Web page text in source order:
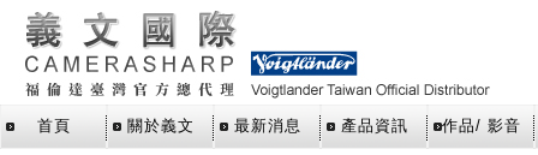
首頁 關於義文 最新消息 產品資訊 作品/ 影音